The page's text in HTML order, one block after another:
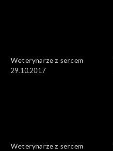
Weterynarze z sercem
29.10.2017
Weterynarze z sercem